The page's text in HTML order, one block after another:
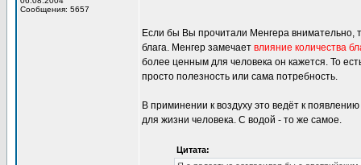
Сообщения: 5657
Если бы Вы прочитали Менгера внимательно,
блага. Менгер замечает влияние количества
более ценным для человека он кажется. То
просто полезность или сама потребность.
В приминении к воздуху это ведёт к
для жизни человека. С водой - то же самое.
Цитата: